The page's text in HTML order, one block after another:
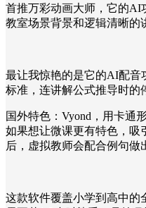
首推万彩动画大师，它的AI
教室场景背景和逻辑清晰的
最让我惊艳的是它的AI配音
标准，连讲解公式推导时的
国外特色：Vyond，用卡通
如果想让微课更有特色，吸
后，虚拟教师会配合例句做
这款软件覆盖小学到高中的